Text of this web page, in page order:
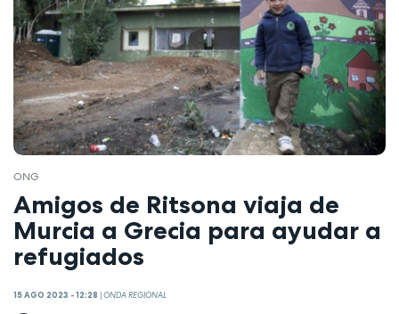
ONG
Amigos de Ritsona viaja de
Murcia a Grecia para ayudar a
refugiados
15 AGO 2023 - 12:28 |ONDA REGIONAL